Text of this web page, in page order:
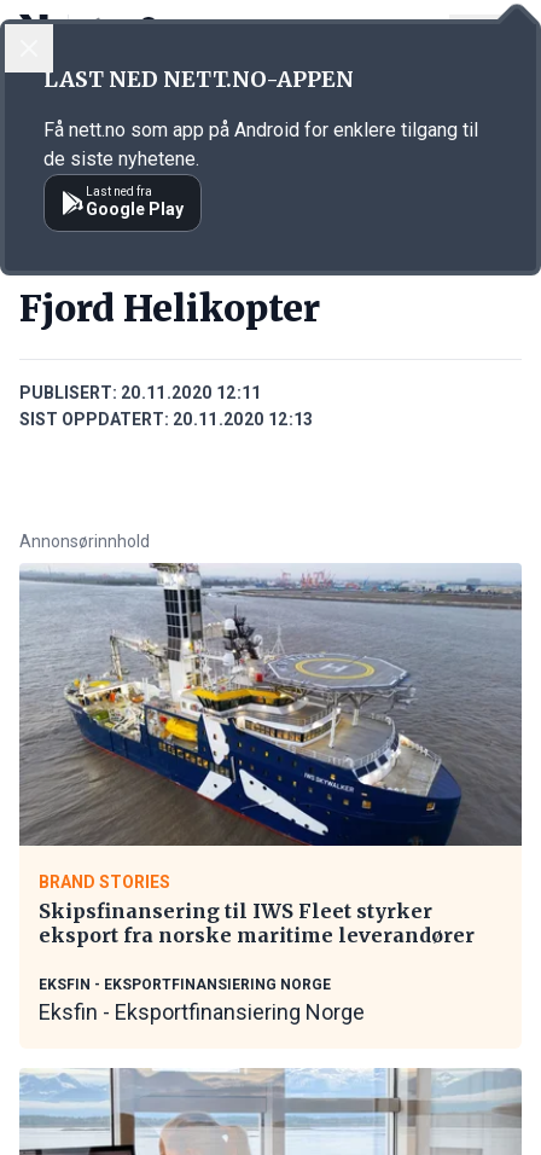
Annonsørinnhold
Fjord Helikopter
PUBLISERT: 20.11.2020 12:11
SIST OPPDATERT: 20.11.2020 12:13
Annonsørinnhold
BRAND STORIES
Skipsfinansering til IWS Fleet styrker
eksport fra norske maritime leverandører
EKSFIN - EKSPORTFINANSIERING NORGE
Eksfin - Eksportfinansiering Norge
LAST NED NETT.NO-APPEN
Få nett.no som app på Android for enklere tilgang til
de siste nyhetene.
Last ned fra
Google Play